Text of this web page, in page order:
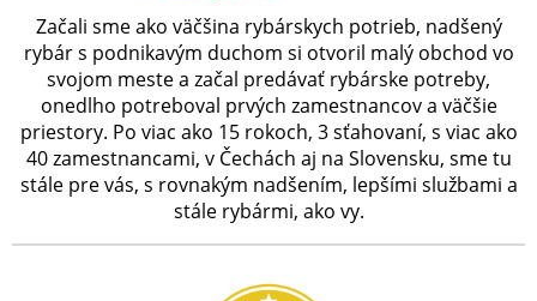
Začali sme ako väčšina rybárskych potrieb, nadšený
rybár s podnikavým duchom si otvoril malý obchod vo
svojom meste a začal predávať rybárske potreby,
onedlho potreboval prvých zamestnancov a väčšie
priestory. Po viac ako 15 rokoch, 3 sťahovaní, s viac ako
40 zamestnancami, v Čechách aj na Slovensku, sme tu
stále pre vás, s rovnakým nadšením, lepšími službami a
stále rybármi, ako vy.